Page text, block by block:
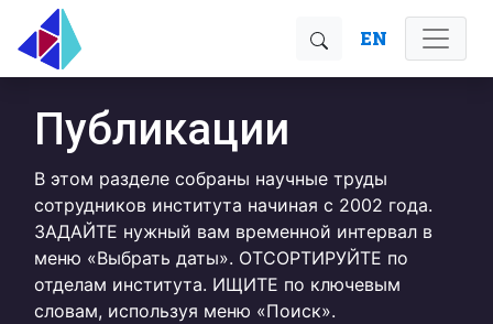
EN
Публикации
В этом разделе собраны научные труды
сотрудников института начиная с 2002 года.
ЗАДАЙТЕ нужный вам временной интервал в
меню «Выбрать даты». ОТСОРТИРУЙТЕ по
отделам института. ИЩИТЕ по ключевым
словам, используя меню «Поиск».